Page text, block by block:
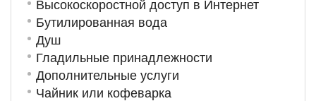
Высокоскоростной доступ в Интернет
Бутилированная вода
Душ
Гладильные принадлежности
Дополнительные услуги
Чайник или кофеварка